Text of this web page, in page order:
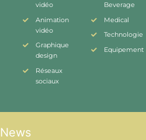
vidéo
Animation
vidéo
Graphique
design
Réseaux
sociaux
Beverage
Medical
Technologie
Equipement
News